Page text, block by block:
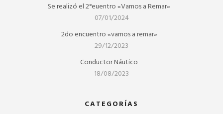
Se realizó el 2°euentro «Vamos a Remar»
07/01/2024
2do encuentro «vamos a remar»
29/12/2023
Conductor Náutico
18/08/2023
CATEGORÍAS